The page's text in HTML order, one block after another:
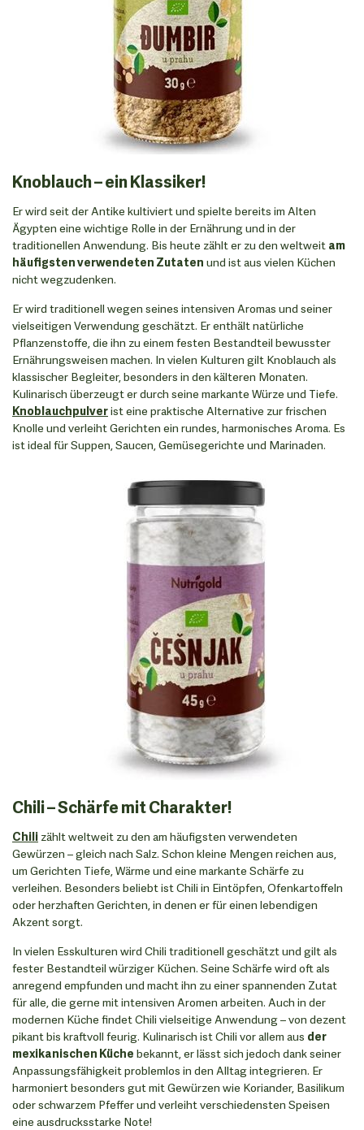
Knoblauch – ein Klassiker!
Er wird seit der Antike kultiviert und spielte bereits im Alten
Ägypten eine wichtige Rolle in der Ernährung und in der
traditionellen Anwendung. Bis heute zählt er zu den weltweit am
häufigsten verwendeten Zutaten und ist aus vielen Küchen
nicht wegzudenken.
Er wird traditionell wegen seines intensiven Aromas und seiner
vielseitigen Verwendung geschätzt. Er enthält natürliche
Pflanzenstoffe, die ihn zu einem festen Bestandteil bewusster
Ernährungsweisen machen. In vielen Kulturen gilt Knoblauch als
klassischer Begleiter, besonders in den kälteren Monaten.
Kulinarisch überzeugt er durch seine markante Würze und Tiefe.
Knoblauchpulverist eine praktische Alternative zur frischen
Knolle und verleiht Gerichten ein rundes, harmonisches Aroma. Es
ist ideal für Suppen, Saucen, Gemüsegerichte und Marinaden.
Chili – Schärfe mit Charakter!
Chili zählt weltweit zu den am häufigsten verwendeten
Gewürzen – gleich nach Salz. Schon kleine Mengen reichen aus,
um Gerichten Tiefe, Wärme und eine markante Schärfe zu
verleihen. Besonders beliebt ist Chili in Eintöpfen, Ofenkartoffeln
oder herzhaften Gerichten, in denen er für einen lebendigen
Akzent sorgt.
In vielen Esskulturen wird Chili traditionell geschätzt und gilt als
fester Bestandteil würziger Küchen. Seine Schärfe wird oft als
anregend empfunden und macht ihn zu einer spannenden Zutat
für alle, die gerne mit intensiven Aromen arbeiten. Auch in der
modernen Küche findet Chili vielseitige Anwendung – von dezent
pikant bis kraftvoll feurig. Kulinarisch ist Chili vor allem aus der
mexikanischen Küche bekannt, er lässt sich jedoch dank seiner
Anpassungsfähigkeit problemlos in den Alltag integrieren. Er
harmoniert besonders gut mit Gewürzen wie Koriander, Basilikum
oder schwarzem Pfeffer und verleiht verschiedensten Speisen
eine ausdrucksstarke Note!